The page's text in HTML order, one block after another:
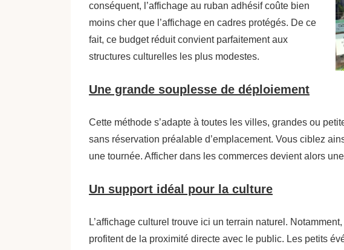
conséquent, l’affichage au ruban adhésif coûte bien
moins cher que l’affichage en cadres protégés. De ce
fait, ce budget réduit convient parfaitement aux
structures culturelles les plus modestes.
Une grande souplesse de déploiement
Cette méthode s’adapte à toutes les villes, grandes ou
sans réservation préalable d’emplacement. Vous ciblez
une tournée. Afficher dans les commerces devient alors
Un support idéal pour la culture
L’affichage culturel trouve ici un terrain naturel.
profitent de la proximité directe avec le public. Les petits